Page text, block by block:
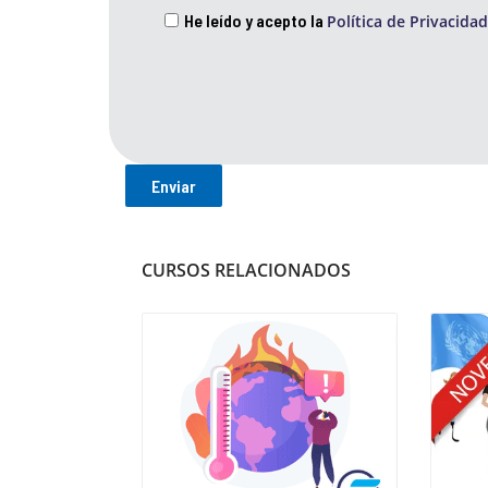
He leído y acepto la Política de
CURSOS RELACIONADOS